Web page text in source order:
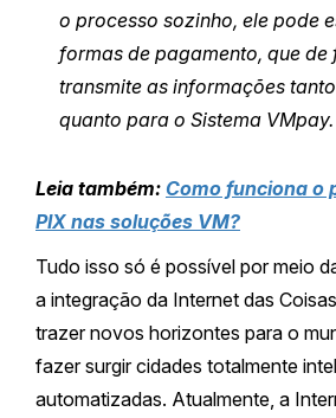
o processo sozinho, ele pode
formas de pagamento, que de
transmite as informações
quanto para o Sistema VMpay.
Leia também: Como funciona o
PIX nas soluções VM?
Tudo isso só é possível por meio
a integração da Internet das
trazer novos horizontes para o
fazer surgir cidades totalmente
automatizadas. Atualmente, a